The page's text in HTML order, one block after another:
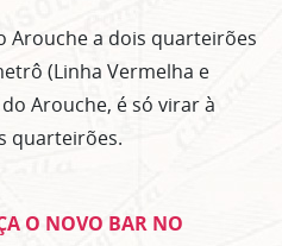
Arouche a dois quarteirões
(Linha Vermelha e
Arouche, é só virar à
quarteirões.
O NOVO BAR NO